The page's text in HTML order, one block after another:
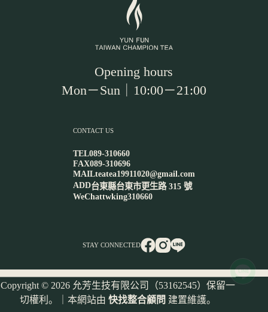
Opening hours
Mon－Sun｜10:00－21:00
CONTACT US
TEL089-310660
FAX089-310696
MAILteatea19911020@gmail.com
ADD台東縣台東市更生路 315 號
WeChattwking310660
STAY CONNECTED
Copyright © 2026 允芳生技有限公司（53162545）保留一
切權利。｜本網站由快找整合顧問 建置維護。